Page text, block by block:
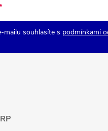
mailu souhlasíte s podmínkami